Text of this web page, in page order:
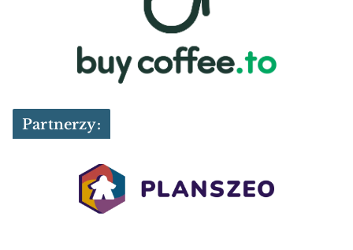
Partnerzy: